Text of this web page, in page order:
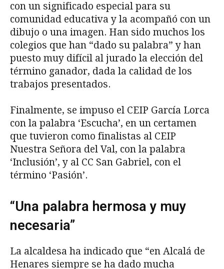
con un significado especial para su
comunidad educativa y la acompañó con un
dibujo o una imagen. Han sido muchos los
colegios que han “dado su palabra” y han
puesto muy difícil al jurado la elección del
término ganador, dada la calidad de los
trabajos presentados.
Finalmente, se impuso el CEIP García Lorca
con la palabra ‘Escucha’, en un certamen
que tuvieron como finalistas al CEIP
Nuestra Señora del Val, con la palabra
‘Inclusión’, y al CC San Gabriel, con el
término ‘Pasión’.
“Una palabra hermosa y muy
necesaria”
La alcaldesa ha indicado que “en Alcalá de
Henares siempre se ha dado mucha